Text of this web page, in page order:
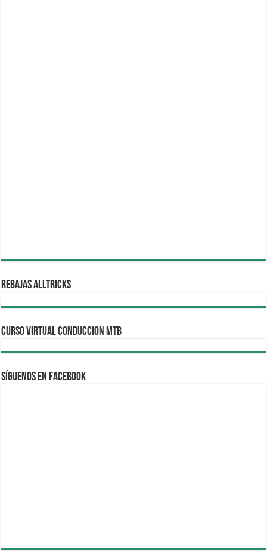
REBAJAS ALLTRICKS
CURSO VIRTUAL CONDUCCION MTB
Síguenos en Facebook